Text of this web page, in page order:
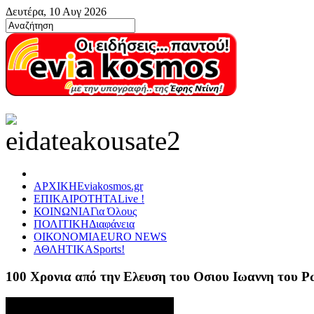
Δευτέρα, 10 Αυγ 2026
ΑΡΧΙΚΗEviakosmos.gr
ΕΠΙΚΑΙΡΟΤΗΤΑLive !
ΚΟΙΝΩΝΙΑΓια Όλους
ΠΟΛΙΤΙΚΗΔιαφάνεια
ΟΙΚΟΝΟΜΙΑEURO NEWS
ΑΘΛΗΤΙΚΑSports!
100 Χρονια από την Ελευση του Οσιου Ιωαννη του